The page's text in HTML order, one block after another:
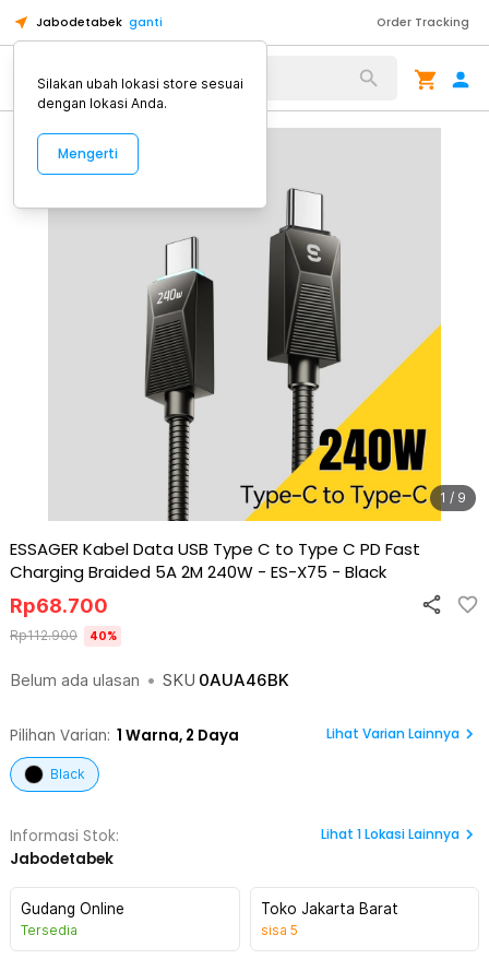
Jabodetabek ganti Order Tracking
Alat Kopi
1 / 9
ESSAGER Kabel Data USB Type C to Type C PD Fast
Charging Braided 5A 2M 240W - ES-X75 - Black
Belum ada ulasan • SKU 0AUA46BK
Rp68.700
Rp112.900 40%
Pilihan Varian: 1 Warna, 2 Daya Lihat Varian Lainnya
Black
Informasi Stok:
Jabodetabek
Lihat 1Lokasi Lainnya
Gudang Online
Tersedia
Toko Jakarta Barat
sisa 5
Silakan ubah lokasi store sesuai
dengan lokasi Anda.
Mengerti